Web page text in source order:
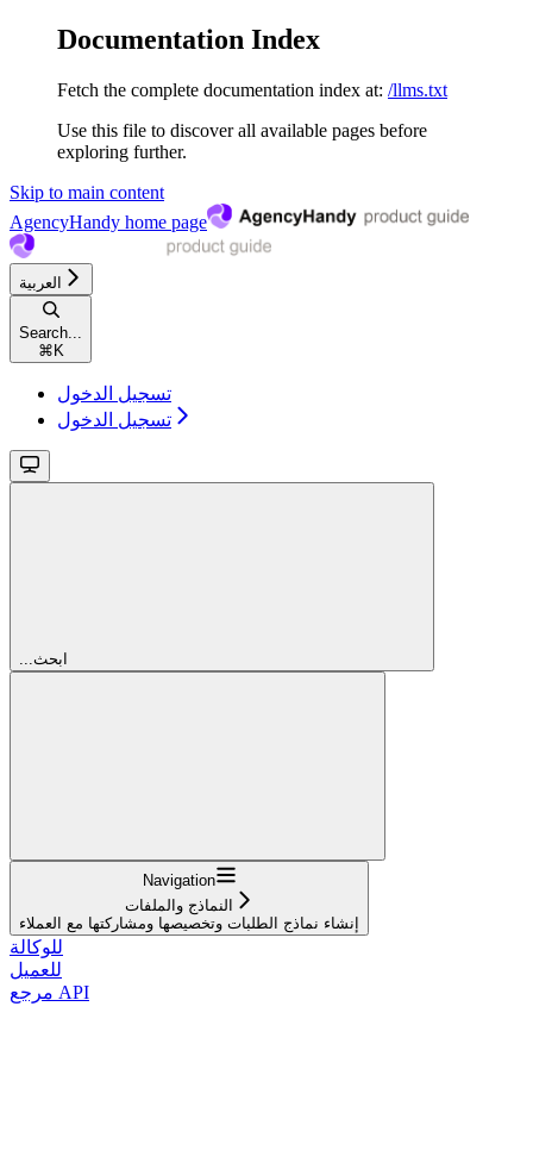
Documentation Index
Fetch the complete documentation index at: /llms.txt
Use this file to discover all available pages before
exploring further.
Skip to main content
AgencyHandy home page
العربية
Search...
⌘ K
تسجيل الدخول
تسجيل الدخول
...ابحث
Navigation
النماذج والملفات
إنشاء نماذج الطلبات وتخصيصها ومشاركتها مع العملاء
للوكالة
للعميل
مرجع API